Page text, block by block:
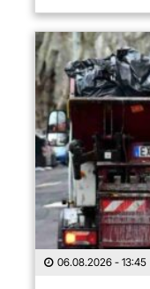
06.08.2026 - 13:45